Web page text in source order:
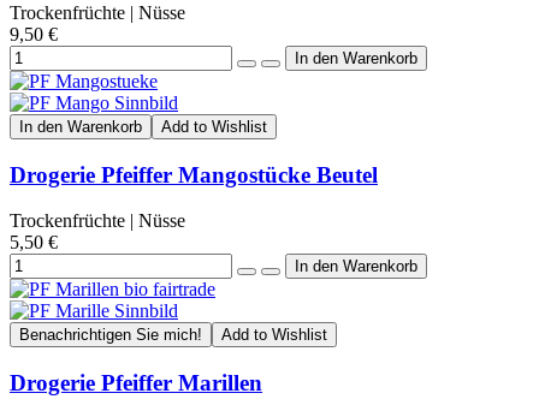
Trockenfrüchte | Nüsse
9,50 €
In den Warenkorb Add to Wishlist
Drogerie Pfeiffer Mangostücke Beutel
Trockenfrüchte | Nüsse
5,50 €
Benachrichtigen Sie mich! Add to Wishlist
Drogerie Pfeiffer Marillen